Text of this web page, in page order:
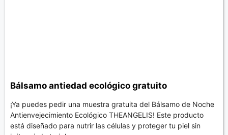
Bálsamo antiedad ecológico gratuito
¡Ya puedes pedir una muestra gratuita del Bálsamo de Noche
Antienvejecimiento Ecológico THEANGELIS! Este producto
está diseñado para nutrir las células y proteger tu piel sin